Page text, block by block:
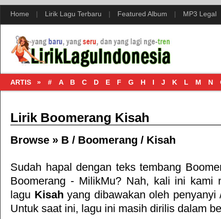
Home | Lirik Lagu Terbaru | Featured Album | MP3 Legal
ARTIS » # A B C D E F G H I J K L M N
Lirik Boomerang Kisah
Browse » B / Boomerang / Kisah
Sudah hapal dengan teks tembang
Boomerang - MilikMu? Nah, kali ini kami
lagu Kisah yang dibawakan oleh
Untuk saat ini, lagu ini masih dirilis dalam